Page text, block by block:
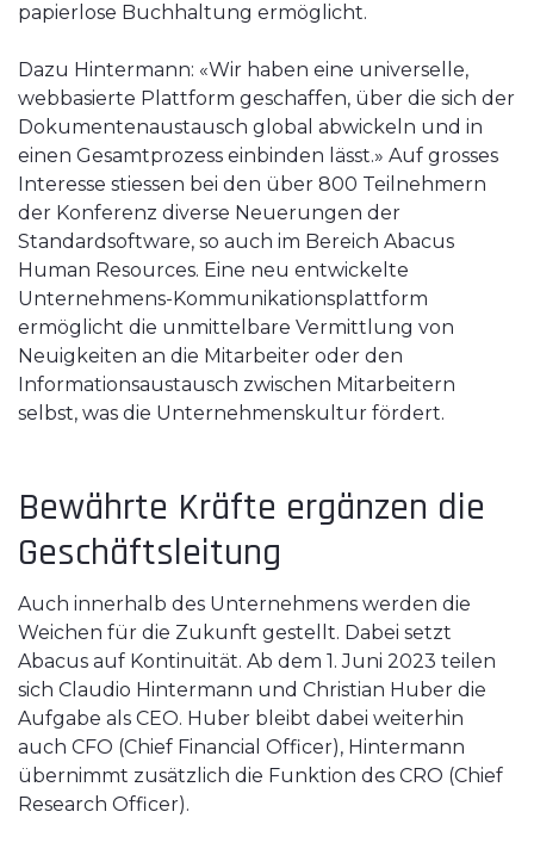
papierlose Buchhaltung ermöglicht.
Dazu Hintermann: «Wir haben eine universelle,
webbasierte Plattform geschaffen, über die sich der
Dokumentenaustausch global abwickeln und in
einen Gesamtprozess einbinden lässt.» Auf grosses
Interesse stiessen bei den über 800 Teilnehmern
der Konferenz diverse Neuerungen der
Standardsoftware, so auch im Bereich Abacus
Human Resources. Eine neu entwickelte
Unternehmens-Kommunikationsplattform
ermöglicht die unmittelbare Vermittlung von
Neuigkeiten an die Mitarbeiter oder den
Informationsaustausch zwischen Mitarbeitern
selbst, was die Unternehmenskultur fördert.
Bewährte Kräfte ergänzen die
Geschäftsleitung
Auch innerhalb des Unternehmens werden die
Weichen für die Zukunft gestellt. Dabei setzt
Abacus auf Kontinuität. Ab dem 1. Juni 2023 teilen
sich Claudio Hintermann und Christian Huber die
Aufgabe als CEO. Huber bleibt dabei weiterhin
auch CFO (Chief Financial Officer), Hintermann
übernimmt zusätzlich die Funktion des CRO (Chief
Research Officer).